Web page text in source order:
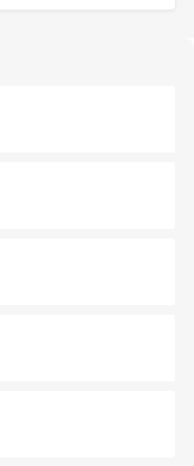
める外せないスポット